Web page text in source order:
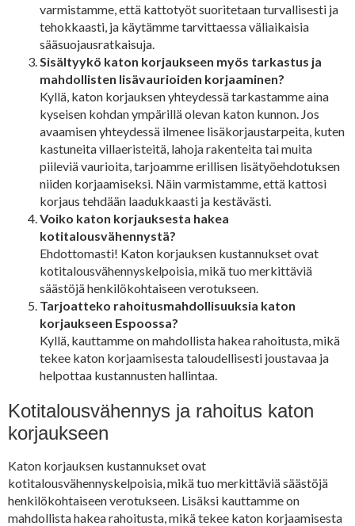
varmistamme, että kattotyöt suoritetaan turvallisesti ja
tehokkaasti, ja käytämme tarvittaessa väliaikaisia
sääsuojausratkaisuja.
Sisältyykö katon korjaukseen myös tarkastus ja
mahdollisten lisävaurioiden korjaaminen?
Kyllä, katon korjauksen yhteydessä tarkastamme aina
kyseisen kohdan ympärillä olevan katon kunnon. Jos
avaamisen yhteydessä ilmenee lisäkorjaustarpeita, kuten
kastuneita villaeristeitä, lahoja rakenteita tai muita
piileviä vaurioita, tarjoamme erillisen lisätyöehdotuksen
niiden korjaamiseksi. Näin varmistamme, että kattosi
korjaus tehdään laadukkaasti ja kestävästi.
Voiko katon korjauksesta hakea
kotitalousvähennystä?
Ehdottomasti! Katon korjauksen kustannukset ovat
kotitalousvähennyskelpoisia, mikä tuo merkittäviä
säästöjä henkilökohtaiseen verotukseen.
Tarjoatteko rahoitusmahdollisuuksia katon
korjaukseen Espoossa?
Kyllä, kauttamme on mahdollista hakea rahoitusta, mikä
tekee katon korjaamisesta taloudellisesti joustavaa ja
helpottaa kustannusten hallintaa.
Kotitalousvähennys ja rahoitus katon
korjaukseen
Katon korjauksen kustannukset ovat
kotitalousvähennyskelpoisia, mikä tuo merkittäviä säästöjä
henkilökohtaiseen verotukseen. Lisäksi kauttamme on
mahdollista hakea rahoitusta, mikä tekee katon korjaamisesta